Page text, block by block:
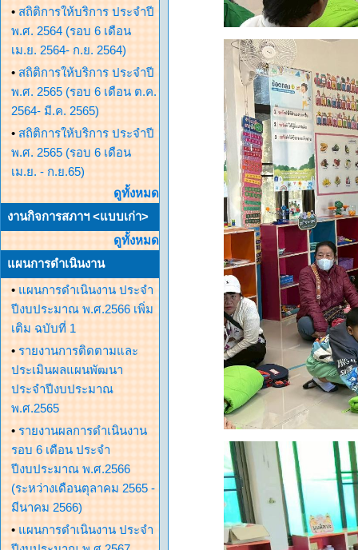
• สถิติการให้บริการ ประจำปี
พ.ศ. 2564 (รอบ 6 เดือน
เม.ย. 2564- ก.ย. 2564)
• สถิติการให้บริการ ประจำปี
พ.ศ. 2565 (รอบ 6 เดือน ต.ค.
2564- มี.ค. 2565)
• สถิติการให้บริการ ประจำปี
พ.ศ. 2565 (รอบ 6 เดือน
เม.ย. - ก.ย.65)
ดูทั้งหมด
งานกิจการสภาฯ <แบบเก่า>
ดูทั้งหมด
แผนการดำเนินงาน
• แผนการดำเนินงาน ประจำ
ปีงบประมาณ พ.ศ.2566 เพิ่ม
เติม ฉบับที่ 1
• รายงานการติดตามและ
ประเมินผลแผนพัฒนา
ประจำปีงบประมาณ
พ.ศ.2565
• รายงานผลการดำเนินงาน
รอบ 6 เดือน ประจำ
ปีงบประมาณ พ.ศ.2566
(ระหว่างเดือนตุลาคม 2565 -
มีนาคม 2566)
• แผนการดำเนินงาน ประจำ